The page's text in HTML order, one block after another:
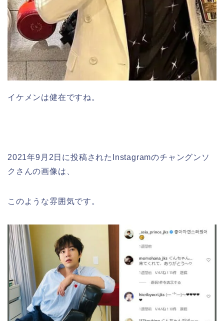
イケメンは健在ですね。
2021年9月2日に投稿されたInstagramのチャングンソ
クさんの画像は、
このような雰囲気です。